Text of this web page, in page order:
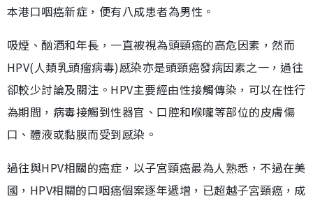
本港口咽癌新症，便有八成患者為男性。
吸煙、酗酒和年長，一直被視為頭頸癌的高危因素，然而
HPV(人類乳頭瘤病毒)感染亦是頭頸癌發病因素之一，過往
卻較少討論及關注。HPV主要經由性接觸傳染，可以在性行
為期間，病毒接觸到性器官、口腔和喉嚨等部位的皮膚傷
口、體液或黏膜而受到感染。
過往與HPV相關的癌症，以子宮頸癌最為人熟悉，不過在美
國，HPV相關的口咽癌個案逐年遞增，已超越子宮頸癌，成